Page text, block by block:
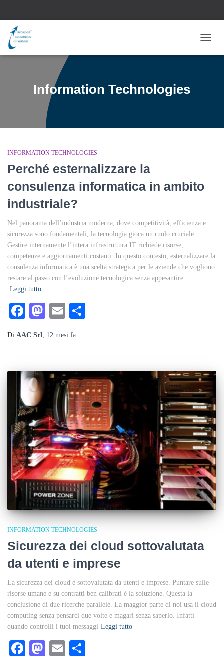
Information Technologies
INFORMATION TECHNOLOGIES
Perché esternalizzare la
consulenza informatica in ambito
industriale?
Nel panorama dell’industria moderna, dove competitività, efficienza e
sicurezza sono fondamentali, la tecnologia gioca un ruolo cruciale.
Gestire internamente l’intera infrastruttura IT richiede risorse,
competenze e aggiornamenti costanti. In questo contesto, esternalizzare la
consulenza informatica è una scelta strategica per le aziende che vogliono
restare al passo con l’evoluzione tecnologica senza appesantire
Leggi tutto
Facebook
Mastodon
Email
Di AAC Srl, 12 mesi fa
INFORMATION TECHNOLOGIES
Sicurezza dei cloud sottovalutata
da utenti e imprese
La sicurezza dei cloud è sottovalutata da utenti e imprese. Puntare sulle
risorse umane e su contratti ben calibrati è la soluzione. Questa la
conclusione di due ricerche parallele. La maggior parte di noi usa il cloud
computing senza pensarci due volte e magari senza saperlo. Infatti
quando controlli i tuoi messaggi Leggi tutto
Facebook
Mastodon
Email